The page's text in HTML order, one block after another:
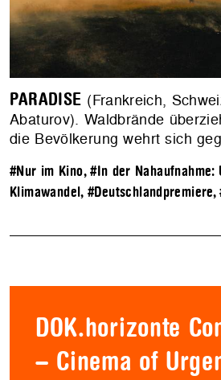
PARADISE (Frankreich,
Abaturov). Waldbrände
die Bevölkerung wehrt sich
#Nur im Kino,#In der Nahaufnahme:
Klimawandel,#Deutschlandpremiere,
DOK.horizonte
– Cinema of